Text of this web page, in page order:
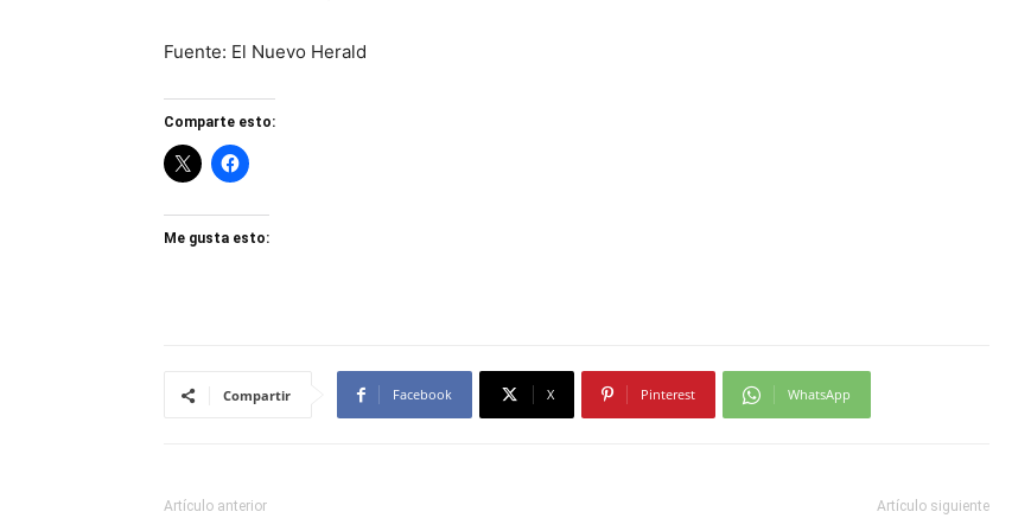
Fuente: El Nuevo Herald
Comparte esto:
Me gusta esto:
Compartir Facebook X Pinterest WhatsApp
Artículo anterior Artículo siguiente